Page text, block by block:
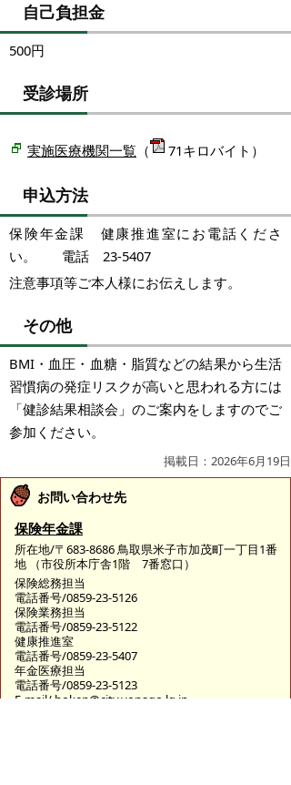
自己負担金
500円
受診場所
実施医療機関一覧 （ 71キロバイト）
申込方法
保険年金課 健康推進室にお電話くださ
い。 電話 23-5407
注意事項等ご本人様にお伝えします。
その他
BMI・血圧・血糖・脂質などの結果から生活
習慣病の発症リスクが高いと思われる方には
「健診結果相談会」のご案内をしますのでご
参加ください。
掲載日：2026年6月19日
お問い合わせ先
保険年金課
所在地/〒683-8686 鳥取県米子市加茂町一丁目1番
地 （市役所本庁舎1階 7番窓口）
保険総務担当
電話番号/0859-23-5126
保険業務担当
電話番号/0859-23-5122
健康推進室
電話番号/0859-23-5407
年金医療担当
電話番号/0859-23-5123
E-mail/hoken@city.yonago.lg.jp